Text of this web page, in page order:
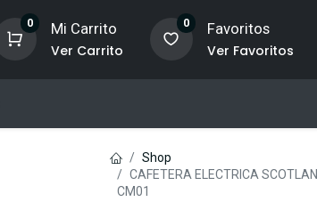
0 Mi Carrito
Ver Carrito
0 Favoritos
Ver Favoritos
Shop
CAFETERA ELECTRICA
CM01